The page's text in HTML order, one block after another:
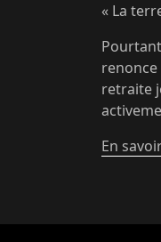
« La
renonce
retraite
En